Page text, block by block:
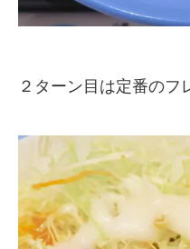
２ターン目は定番のフ